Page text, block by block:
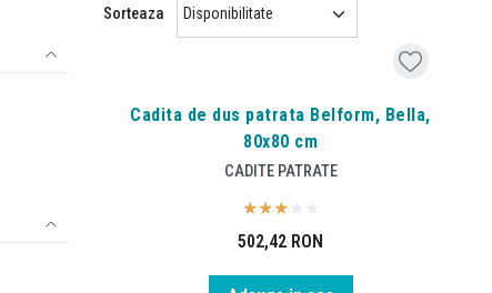
Sorteaza
Cadita de dus patrata Belform, Bella,
80x80 cm
CADITE PATRATE
502,42 RON